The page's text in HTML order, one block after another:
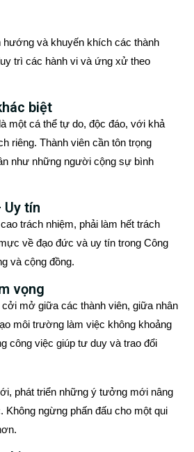
hướng và khuyến khích các thành
trì các hành vi và ứng xử theo
biệt
một cá thể tự do, độc đáo, với khả
riêng. Thành viên cần tôn trọng
như những người cộng sự bình
Uy tín
trách nhiệm, phải làm hết trách
về đạo đức và uy tín trong Công
và cộng đồng.
vọng
mở giữa các thành viên, giữa nhân
môi trường làm việc không khoảng
công việc giúp tư duy và trao đổi
phát triển những ý tưởng mới nâng
Không ngừng phấn đấu cho một qui